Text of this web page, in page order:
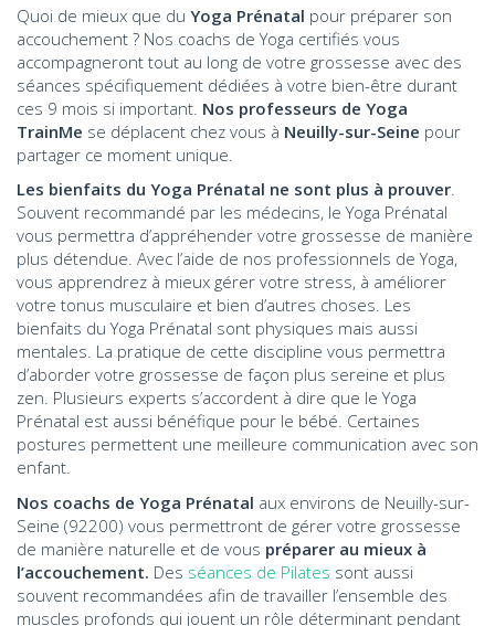
Quoi de mieux que du Yoga Prénatal pour préparer son
accouchement ? Nos coachs de Yoga certifiés vous
accompagneront tout au long de votre grossesse avec des
séances spécifiquement dédiées à votre bien-être durant
ces 9 mois si important. Nos professeurs de Yoga
TrainMe se déplacent chez vous à Neuilly-sur-Seine pour
partager ce moment unique.
Les bienfaits du Yoga Prénatal ne sont plus à prouver.
Souvent recommandé par les médecins, le Yoga Prénatal
vous permettra d’appréhender votre grossesse de manière
plus détendue. Avec l’aide de nos professionnels de Yoga,
vous apprendrez à mieux gérer votre stress, à améliorer
votre tonus musculaire et bien d’autres choses. Les
bienfaits du Yoga Prénatal sont physiques mais aussi
mentales. La pratique de cette discipline vous permettra
d’aborder votre grossesse de façon plus sereine et plus
zen. Plusieurs experts s’accordent à dire que le Yoga
Prénatal est aussi bénéfique pour le bébé. Certaines
postures permettent une meilleure communication avec son
enfant.
Nos coachs de Yoga Prénatal aux environs de Neuilly-sur-
Seine (92200) vous permettront de gérer votre grossesse
de manière naturelle et de vous préparer au mieux à
l’accouchement. Des séances de Pilates sont aussi
souvent recommandées afin de travailler l’ensemble des
muscles profonds qui jouent un rôle déterminant pendant